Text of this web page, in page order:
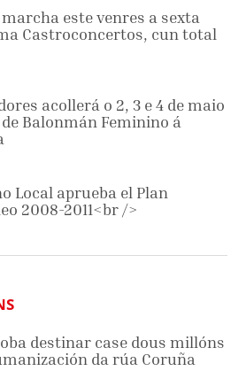
este venres a sexta
Castroconcertos, cun total
acollerá o 2, 3 e 4 de maio
de Balonmán Feminino á
Local aprueba el Plan
2008-2011<br />
destinar case dous millóns
da rúa Coruña